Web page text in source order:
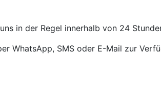
in der Regel innerhalb von 24
WhatsApp, SMS oder E-Mail zur